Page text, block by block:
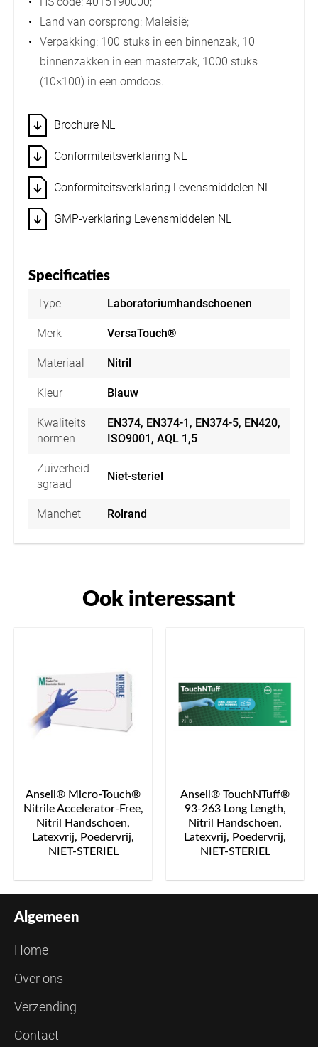
Land van oorsprong: Maleisië;
Verpakking: 100 stuks in een binnenzak, 10
binnenzakken in een masterzak, 1000 stuks
(10×100) in een omdoos.
Brochure NL
Conformiteitsverklaring NL
Conformiteitsverklaring Levensmiddelen NL
GMP-verklaring Levensmiddelen NL
Specificaties
Type Laboratoriumhandschoenen
Merk VersaTouch®
Materiaal Nitril
Kleur Blauw
Kwaliteits
normen
EN374, EN374-1, EN374-5, EN420,
ISO9001, AQL 1,5
Zuiverheid
sgraad
Niet-steriel
Manchet Rolrand
Ook interessant
Ansell® Micro-Touch®
Nitrile Accelerator-Free,
Nitril Handschoen,
Latexvrij, Poedervrij,
NIET-STERIEL
Ansell® TouchNTuff®
93-263 Long Length,
Nitril Handschoen,
Latexvrij, Poedervrij,
NIET-STERIEL
Algemeen
Home
Over ons
Verzending
Contact